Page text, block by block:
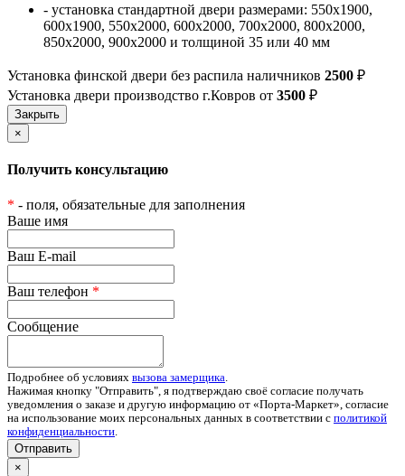
- установка стандартной двери размерами: 550х1900,
600х1900, 550х2000, 600х2000, 700х2000, 800х2000,
850х2000, 900х2000 и толщиной 35 или 40 мм
Установка финской двери без распила наличников 2500 ₽
Установка двери производство г.Ковров от 3500 ₽
×
Получить консультацию
* - поля, обязательные для заполнения
Ваше имя
Ваш E-mail
Ваш телефон *
Сообщение
Подробнее об условиях вызова замерщика.
Нажимая кнопку "Отправить", я подтверждаю своё согласие получать
уведомления о заказе и другую информацию от «Порта-Маркет», согласие
на использование моих персональных данных в соответствии с политикой
конфиденциальности.
Отправить
×